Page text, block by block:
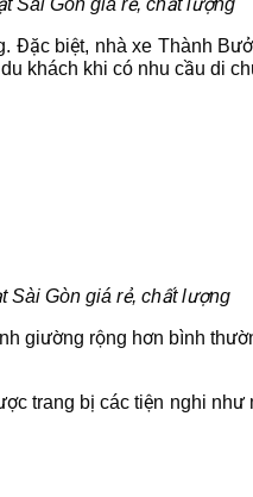
Đặc biệt, nhà xe Thành
khách khi có nhu cầu di
Sài Gòn giá rẻ, chất lượng
giường rộng hơn bình
trang bị các tiện nghi